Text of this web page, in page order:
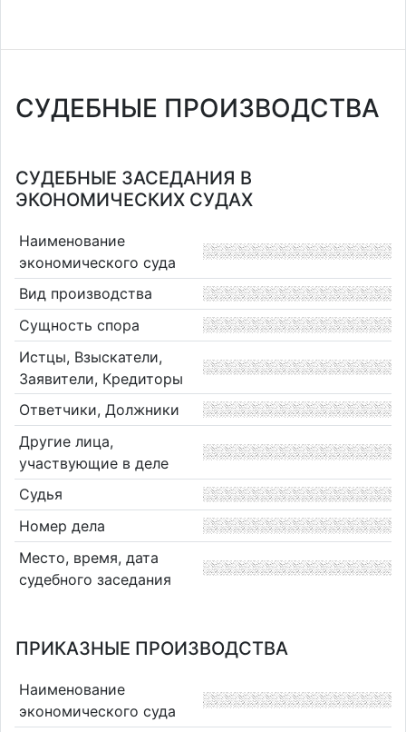
СУДЕБНЫЕ ПРОИЗВОДСТВА
СУДЕБНЫЕ ЗАСЕДАНИЯ В
ЭКОНОМИЧЕСКИХ СУДАХ
Наименование
экономического суда
Вид производства
Сущность спора
Истцы, Взыскатели,
Заявители, Кредиторы
Ответчики, Должники
Другие лица,
участвующие в деле
Судья
Номер дела
Место, время, дата
судебного заседания
ПРИКАЗНЫЕ ПРОИЗВОДСТВА
Наименование
экономического суда